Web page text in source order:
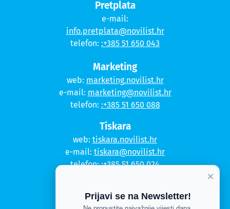
Pretplata
e-mail:
info.pretplata@novilist.hr
telefon: :+385 51 650 043
Marketing
web: marketing.novilist.hr
e-mail: marketing@novilist.hr
telefon: :+385 51 650 088
Tiskara
web: tiskara.novilist.hr
e-mail: tiskara@novilist.hr
telefon::+385 51 650 024
×
Prijavi se na Newsletter!